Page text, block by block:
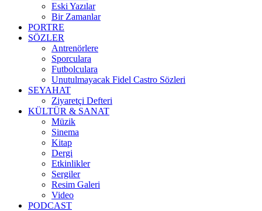
Eski Yazılar
Bir Zamanlar
PORTRE
SÖZLER
Antrenörlere
Sporculara
Futbolculara
Unutulmayacak Fidel Castro Sözleri
SEYAHAT
Ziyaretçi Defteri
KÜLTÜR & SANAT
Müzik
Sinema
Kitap
Dergi
Etkinlikler
Sergiler
Resim Galeri
Video
PODCAST